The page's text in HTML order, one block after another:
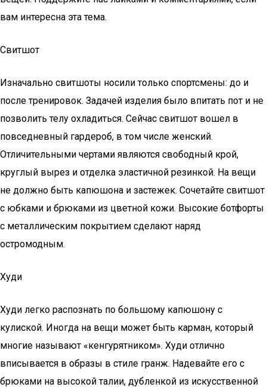
вам интересна эта тема.
Свитшот
Изначально свитшоты носили только спортсмены: до и
после тренировок. Задачей изделия было впитать пот и не
позволить телу охладиться. Сейчас свитшот вошел в
повседневный гардероб, в том числе женский.
Отличительными чертами являются свободный крой,
круглый вырез и отделка эластичной резинкой. На вещи
не должно быть капюшона и застежек. Сочетайте свитшот
с юбками и брюками из цветной кожи. Высокие ботфорты
с металлическим покрытием сделают наряд
остромодным.
Худи
Худи легко распознать по большому капюшону с
кулиской. Иногда на вещи может быть карман, который
многие называют «кенгурятником». Худи отлично
вписывается в образы в стиле гранж. Надевайте его с
брюками на высокой талии, дубленкой из искусственной